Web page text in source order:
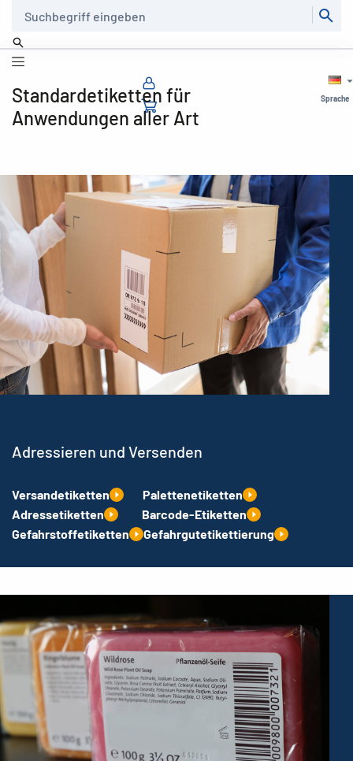
Sprache
Standardetiketten für
Anwendungen aller Art
Adressieren und Versenden
Versandetiketten
Palettenetiketten
Adressetiketten
Barcode-Etiketten
Gefahrstoffetiketten
Gefahrgutetikettierung